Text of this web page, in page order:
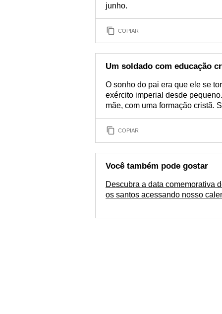
junho.
COPIAR
Um soldado com educação
O sonho do pai era que ele se
exército imperial desde
mãe, com uma formação cristã.
COPIAR
Você também pode gostar
Descubra a data comemorativa
os santos acessando nosso